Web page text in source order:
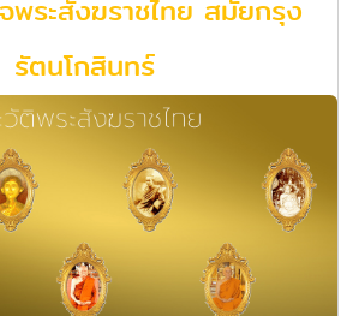
พระสังฆราชไทย สมัยกรุง
รัตนโกสินทร์